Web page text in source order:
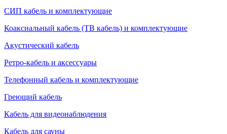
СИП кабель и комплектующие
Коаксиальный кабель (ТВ кабель) и комплектующие
Акустический кабель
Ретро-кабель и аксессуары
Телефонный кабель и комплектующие
Греющий кабель
Кабель для видеонаблюдения
Кабель для сауны